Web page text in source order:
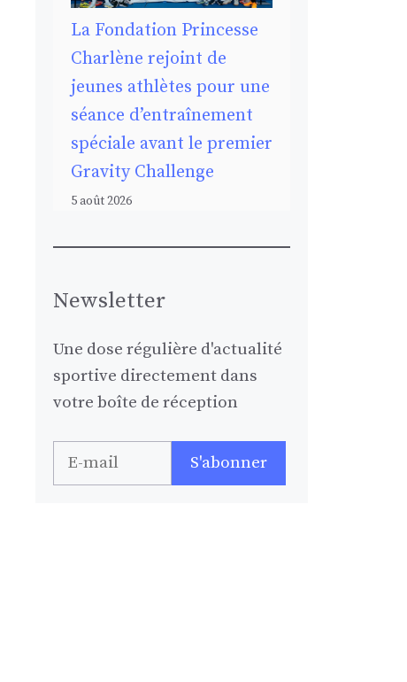
La Fondation Princesse
Charlène rejoint de
jeunes athlètes pour une
séance d’entraînement
spéciale avant le premier
Gravity Challenge
5 août 2026
Newsletter
Une dose régulière d'actualité
sportive directement dans
votre boîte de réception